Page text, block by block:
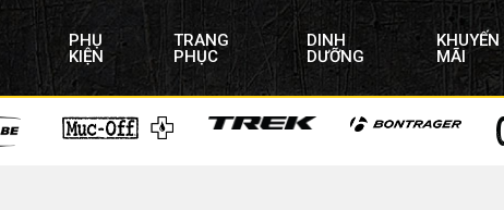
PHỤ
KIỆN
TRANG
PHỤC
DINH
DƯỠNG
KHUYẾN
MÃI